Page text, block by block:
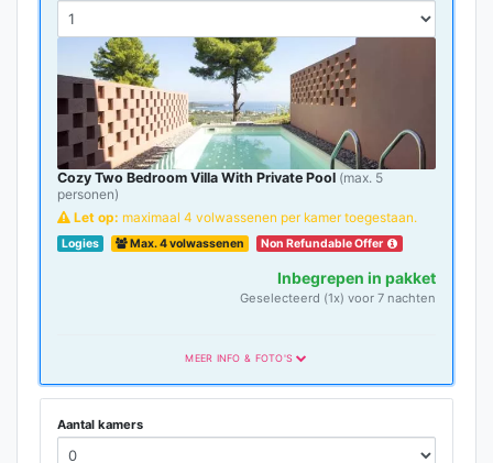
Cozy Two Bedroom Villa With Private Pool (max. 5
personen)
Let op: maximaal 4 volwassenen per kamer toegestaan.
Logies Max. 4 volwassenen Non Refundable Offer
Inbegrepen in pakket
Geselecteerd (1x) voor 7 nachten
MEER INFO & FOTO'S
Aantal kamers